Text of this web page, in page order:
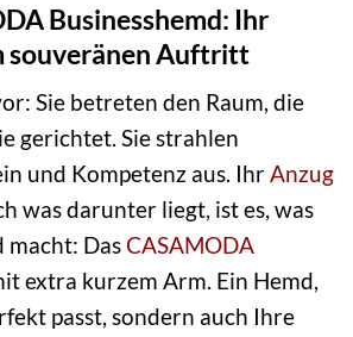
Businesshemd: Ihr
souveränen Auftritt
Sie betreten den Raum, die
gerichtet. Sie strahlen
und Kompetenz aus. IhrAnzug
was darunter liegt, ist es, was
macht: DasCASAMODA
extra kurzem Arm. Ein Hemd,
passt, sondern auch Ihre